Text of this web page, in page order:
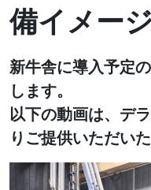
備イメージ
新牛舎に導入予定
します。
以下の動画は、デ
りご提供いただい